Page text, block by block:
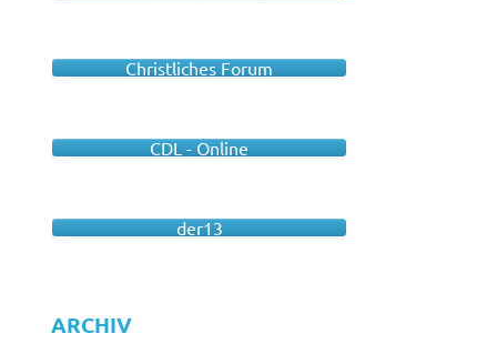
Christliches Forum
CDL - Online
der13
ARCHIV